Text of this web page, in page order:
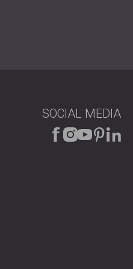
und
sie die allgemeine
und
ohne den
SOCIAL MEDIA